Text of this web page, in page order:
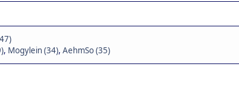
, Mogylein (34), AehmSo (35)